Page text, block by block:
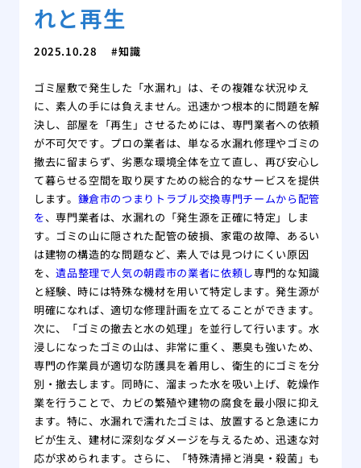
れと再生
2025.10.28 知識
ゴミ屋敷で発生した「水漏れ」は、その複雑な状況ゆえ
に、素人の手には負えません。迅速かつ根本的に問題を解
決し、部屋を「再生」させるためには、専門業者への依頼
が不可欠です。プロの業者は、単なる水漏れ修理やゴミの
撤去に留まらず、劣悪な環境全体を立て直し、再び安心し
て暮らせる空間を取り戻すための総合的なサービスを提供
します。 鎌倉市のつまりトラブル交換専門チームから配管
を、専門業者は、水漏れの「発生源を正確に特定」しま
す。ゴミの山に隠された配管の破損、家電の故障、あるい
は建物の構造的な問題など、素人では見つけにくい原因
を、遺品整理で人気の朝霞市の業者に依頼し専門的な知識
と経験、時には特殊な機材を用いて特定します。発生源が
明確になれば、適切な修理計画を立てることができます。
次に、「ゴミの撤去と水の処理」を並行して行います。水
浸しになったゴミの山は、非常に重く、悪臭も強いため、
専門の作業員が適切な防護具を着用し、衛生的にゴミを分
別・撤去します。同時に、溜まった水を吸い上げ、乾燥作
業を行うことで、カビの繁殖や建物の腐食を最小限に抑え
ます。特に、水漏れで濡れたゴミは、放置すると急速にカ
ビが生え、建材に深刻なダメージを与えるため、迅速な対
応が求められます。さらに、「特殊清掃と消臭・殺菌」も